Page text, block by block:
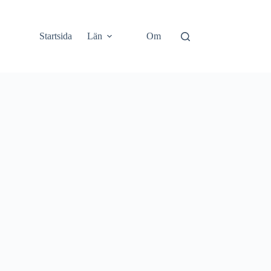
Startsida Län Om